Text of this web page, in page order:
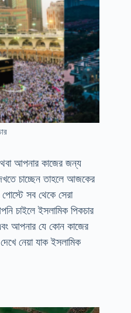
আপনার কাজের জন্য
চাচ্ছেন তাহলে আজকের
সব থেকে সেরা
চাইলে ইসলামিক পিকচার
আপনার যে কোন কাজের
নেয়া যাক ইসলামিক